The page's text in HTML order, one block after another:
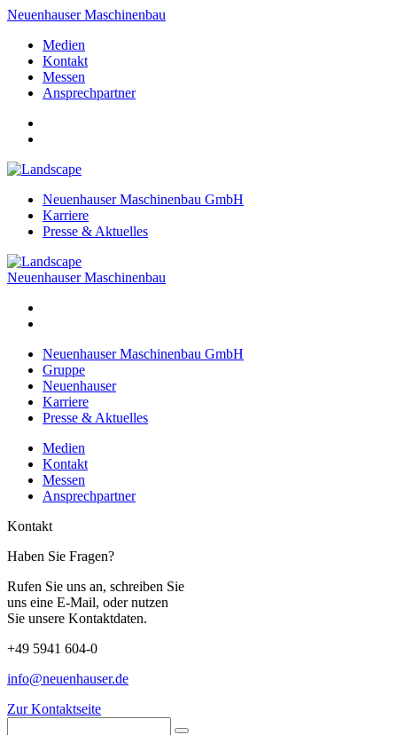
Neuenhauser Maschinenbau
Medien
Kontakt
Messen
Ansprechpartner
Neuenhauser Maschinenbau GmbH
Karriere
Presse & Aktuelles
Neuenhauser Maschinenbau
Neuenhauser Maschinenbau GmbH
Gruppe
Neuenhauser
Karriere
Presse & Aktuelles
Medien
Kontakt
Messen
Ansprechpartner
Kontakt
Haben Sie Fragen?
Rufen Sie uns an, schreiben Sie
uns eine E-Mail, oder nutzen
Sie unsere Kontaktdaten.
+49 5941 604-0
info@neuenhauser.de
Zur Kontaktseite